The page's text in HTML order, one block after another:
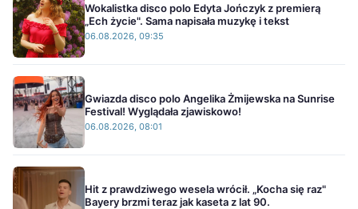
Wokalistka disco polo Edyta Jończyk z premierą
„Ech życie". Sama napisała muzykę i tekst
06.08.2026, 09:35
Gwiazda disco polo Angelika Żmijewska na Sunrise
Festival! Wyglądała zjawiskowo!
06.08.2026, 08:01
Hit z prawdziwego wesela wrócił. „Kocha się raz"
Bayery brzmi teraz jak kaseta z lat 90.